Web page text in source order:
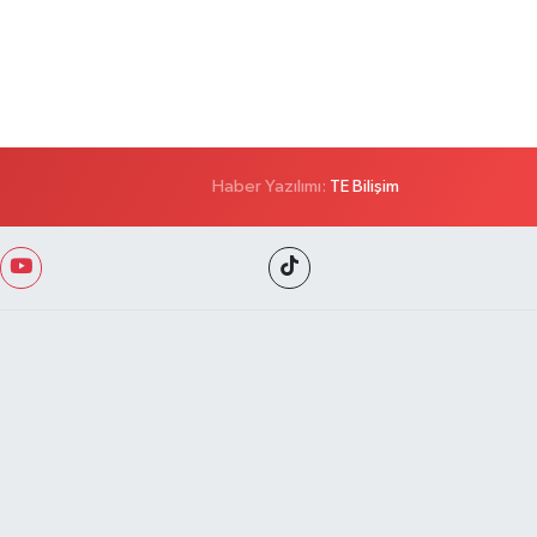
Haber Yazılımı: TE Bilişim